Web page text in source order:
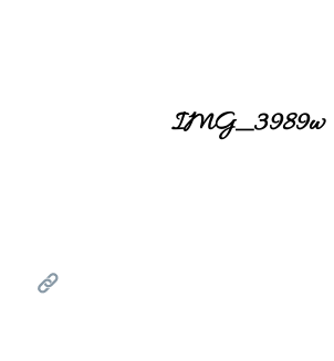
IMG_3989w